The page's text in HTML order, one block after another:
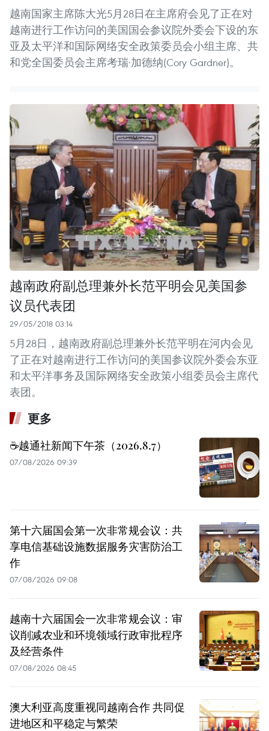
越南国家主席陈大光5月28日在主席府会见了正在对
越南进行工作访问的美国国会参议院外委会下设的东
亚及太平洋和国际网络安全政策委员会小组主席、共
和党全国委员会主席考瑞·加德纳(Cory Gardner)。
越南政府副总理兼外长范平明会见美国参
议员代表团
29/05/2018 03:14
5月28日，越南政府副总理兼外长范平明在河内会见
了正在对越南进行工作访问的美国参议院外委会东亚
和太平洋事务及国际网络安全政策小组委员会主席代
表团。
更多
☕️越通社新闻下午茶（2026.8.7）
07/08/2026 09:39
第十六届国会第一次非常规会议：共
享电信基础设施数据服务灾害防治工
作
07/08/2026 09:08
越南十六届国会一次非常规会议：审
议削减农业和环境领域行政审批程序
及经营条件
07/08/2026 08:45
澳大利亚高度重视同越南合作 共同促
进地区和平稳定与繁荣